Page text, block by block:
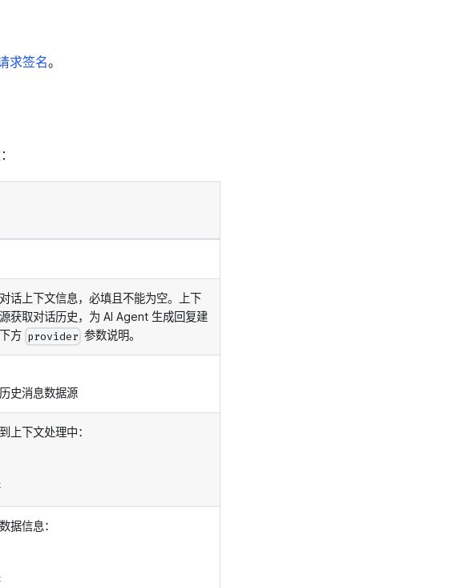
求签名。
话上下文信息，必填且不能为空。上下
获取对话历史，为 AI Agent 生成回复建
方 provider 参数说明。
史消息数据源
上下文处理中：
据信息：